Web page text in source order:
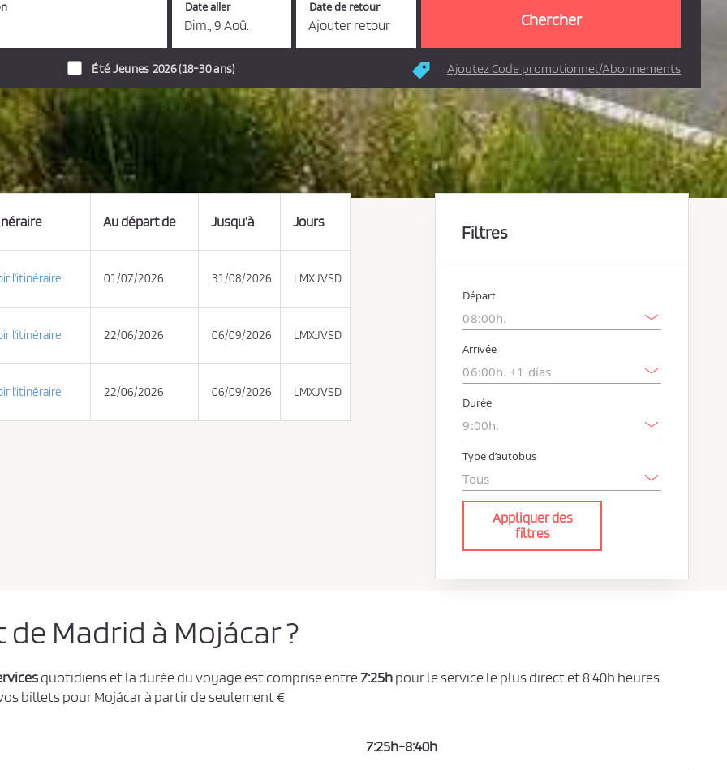
Date aller
Dim., 9 Aoû.
Date de retour
Ajouter retour
Été Jeunes 2026 (18-30 ans) Ajoutez Code promotionnel/Abonnements
Au départ de Jusqu’à Jours
l’itinéraire 01/07/2026 31/08/2026 LMXJVSD
l’itinéraire 22/06/2026 06/09/2026 LMXJVSD
l’itinéraire 22/06/2026 06/09/2026 LMXJVSD
Filtres
Départ
Arrivée
Durée
Type d’autobus
Appliquer des
filtres
Madrid à Mojácar ?
quotidiens et la durée du voyage est comprise entre7:25hpour le service le plus direct et 8:40h heures
billets pour Mojácar à partir de seulement €
7:25h-8:40h